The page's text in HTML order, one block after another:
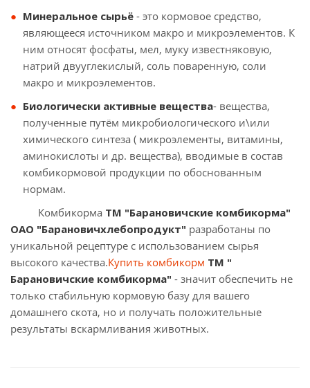
Минеральное сырьё - это кормовое средство,
являющееся источником макро и микроэлементов. К
ним относят фосфаты, мел, муку известняковую,
натрий двууглекислый, соль поваренную, соли
макро и микроэлементов.
Биологически активные вещества- вещества,
полученные путём микробиологического и\или
химического синтеза ( микроэлементы, витамины,
аминокислоты и др. вещества), вводимые в состав
комбикормовой продукции по обоснованным
нормам.
Комбикорма ТМ "Барановичские комбикорма"
ОАО "Барановичхлебопродукт" разработаны по
уникальной рецептуре с использованием сырья
высокого качества.Купить комбикорм ТМ "
Барановичские комбикорма" - значит обеспечить не
только стабильную кормовую базу для вашего
домашнего скота, но и получать положительные
результаты вскармливания животных.